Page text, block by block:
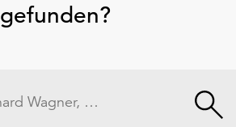
gefunden?